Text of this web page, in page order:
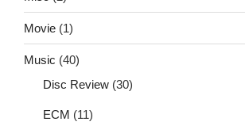
Movie (1)
Music (40)
Disc Review (30)
ECM (11)